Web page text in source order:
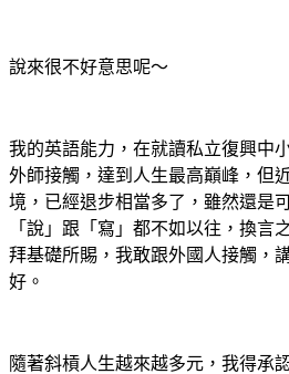
說來很不好意思呢～
我的英語能力，在就讀私立復興中
外師接觸，達到人生最高巔峰，但
境，已經退步相當多了，雖然還是
「說」跟「寫」都不如以往，換言
拜基礎所賜，我敢跟外國人接觸，
好。
隨著斜槓人生越來越多元，我得承